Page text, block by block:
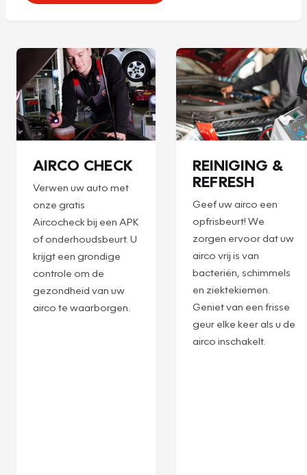
AIRCO CHECK
Verwen uw auto met
onze gratis
Aircocheck bij een APK
of onderhoudsbeurt. U
krijgt een grondige
controle om de
gezondheid van uw
airco te waarborgen.
REINIGING &
REFRESH
Geef uw airco een
opfrisbeurt! We
zorgen ervoor dat uw
airco vrij is van
bacteriën, schimmels
en ziektekiemen.
Geniet van een frisse
geur elke keer als u de
airco inschakelt.